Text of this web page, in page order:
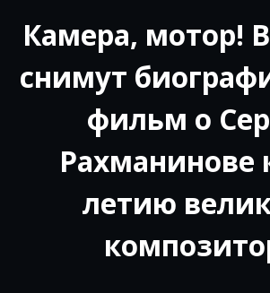
Камера, мотор!
снимут
фильм о
Рахманинове
летию